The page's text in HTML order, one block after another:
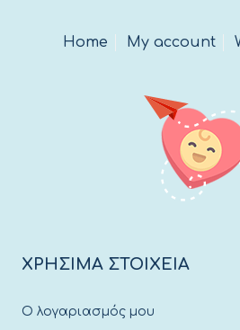
Home My account
ΧΡΗΣΙΜΑ ΣΤΟΙΧΕΙΑ
Ο λογαριασμός μου